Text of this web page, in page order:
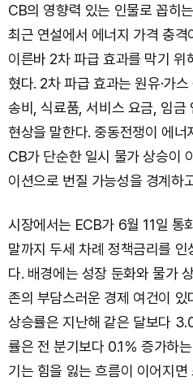
CB의 영향력 있는 인물로 꼽히
최근 연설에서 에너지 가격 충
이른바 2차 파급 효과를 막기 위
혔다. 2차 파급 효과는 원유·가
송비, 식료품, 서비스 요금, 임금
현상을 말한다. 중동전쟁이 에
CB가 단순한 일시 물가 상승이
이션으로 번질 가능성을 경계하
시장에서는 ECB가 6월 11일 통
말까지 두세 차례 정책금리를
다. 배경에는 성장 둔화와 물가
존의 부담스러운 경제 여건이
상승률은 지난해 같은 달보다
률은 전 분기보다 0.1％ 증가하
기는 힘을 잃는 흐름이 이어지